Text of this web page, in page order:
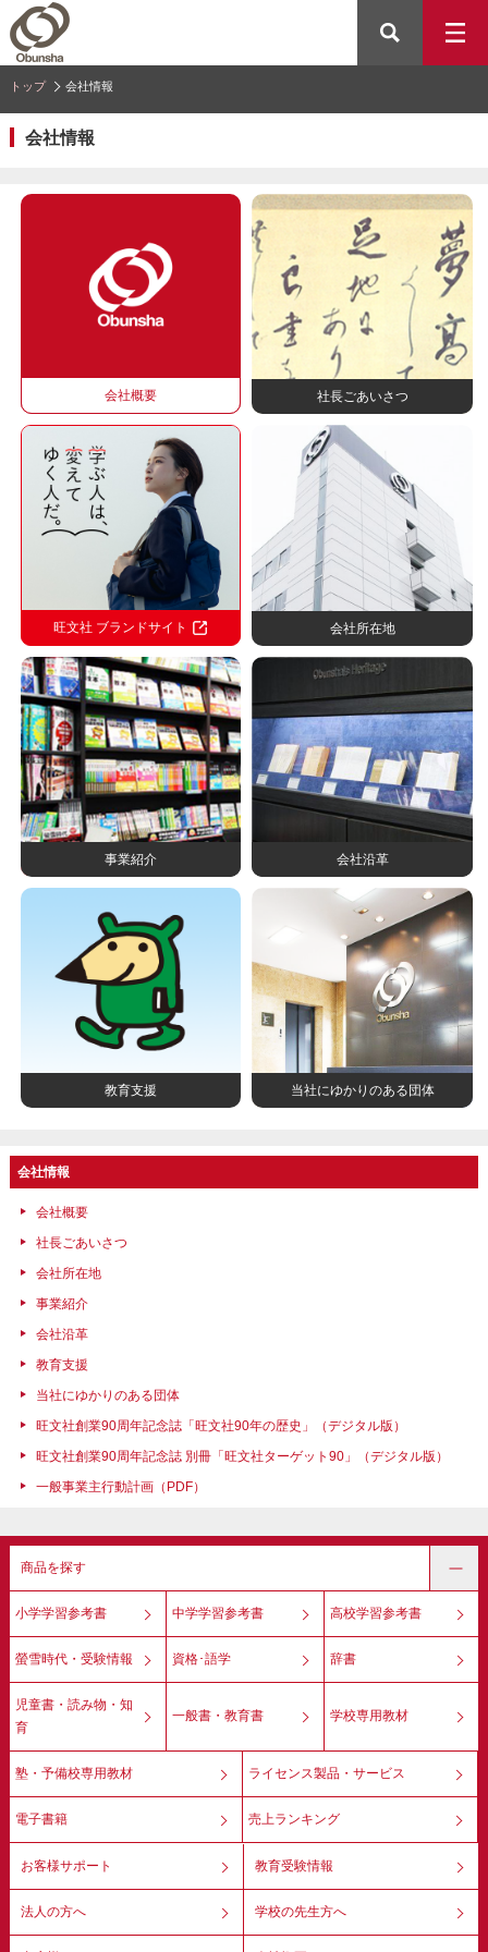
トップ 会社情報
会社情報
会社概要 社長ごあいさつ
旺文社 ブランドサイト 会社所在地
事業紹介 会社沿革
教育支援 当社にゆかりのある団体
会社情報
会社概要
社長ごあいさつ
会社所在地
事業紹介
会社沿革
教育支援
当社にゆかりのある団体
旺文社創業90周年記念誌「旺文社90年の歴史」（デジタル版）
旺文社創業90周年記念誌 別冊「旺文社ターゲット90」（デジタル版）
一般事業主行動計画（PDF）
商品を探す
小学学習参考書 中学学習参考書 高校学習参考書
螢雪時代・受験情報 資格･語学 辞書
児童書・読み物・知
育
一般書・教育書 学校専用教材
塾・予備校専用教材 ライセンス製品・サービス
電子書籍 売上ランキング
お客様サポート 教育受験情報
法人の方へ 学校の先生方へ